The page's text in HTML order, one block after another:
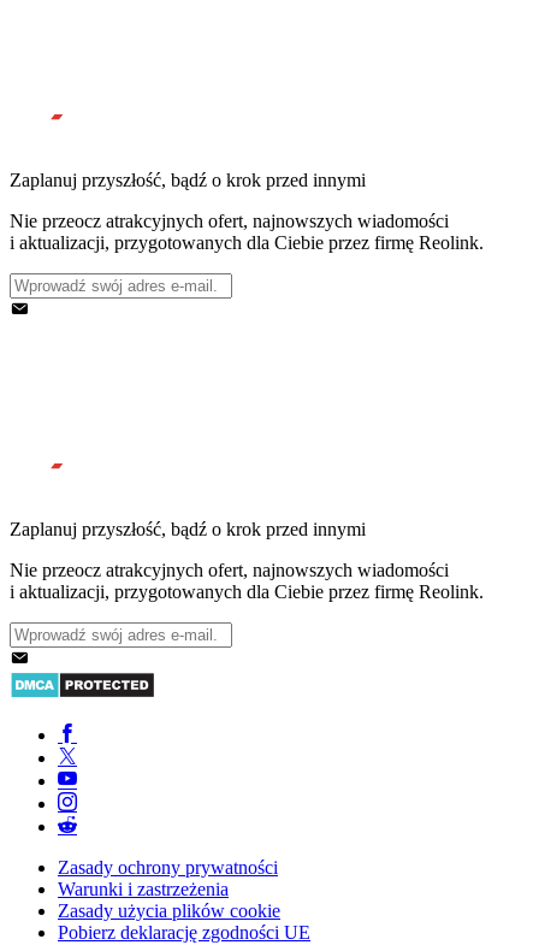
Zaplanuj przyszłość, bądź o krok przed innymi
Nie przeocz atrakcyjnych ofert, najnowszych wiadomości
i aktualizacji, przygotowanych dla Ciebie przez firmę Reolink.
Zaplanuj przyszłość, bądź o krok przed innymi
Nie przeocz atrakcyjnych ofert, najnowszych wiadomości
i aktualizacji, przygotowanych dla Ciebie przez firmę Reolink.
Zasady ochrony prywatności
Warunki i zastrzeżenia
Zasady użycia plików cookie
Pobierz deklarację zgodności UE